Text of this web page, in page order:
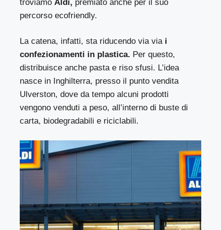
troviamoAldì, premiato anche per il suo
percorso ecofriendly.
La catena, infatti, sta riducendo via via i
confezionamenti in plastica. Per questo,
distribuisce anche pasta e riso sfusi. L’idea
nasce in Inghilterra, presso il punto vendita
Ulverston, dove da tempo alcuni prodotti
vengono venduti a peso, all’interno di buste di
carta, biodegradabili e riciclabili.